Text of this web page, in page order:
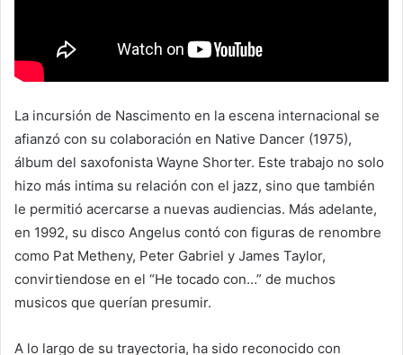
La incursión de Nascimento en la escena internacional se
afianzó con su colaboración en Native Dancer (1975),
álbum del saxofonista Wayne Shorter. Este trabajo no solo
hizo más intima su relación con el jazz, sino que también
le permitió acercarse a nuevas audiencias. Más adelante,
en 1992, su disco Angelus contó con figuras de renombre
como Pat Metheny, Peter Gabriel y James Taylor,
convirtiendose en el “He tocado con…” de muchos
musicos que querían presumir.
A lo largo de su trayectoria, ha sido reconocido con